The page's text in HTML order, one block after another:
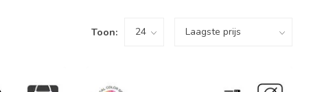
Toon: